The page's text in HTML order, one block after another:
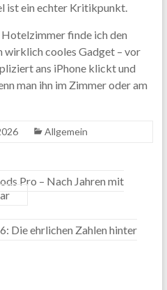
ist ein echter Kritikpunkt.
Hotelzimmer finde ich den
cooles Gadget – vor
ans iPhone klickt und
man ihn im Zimmer oder am
Allgemein
Pro – Nach Jahren mit
Die ehrlichen Zahlen hinter